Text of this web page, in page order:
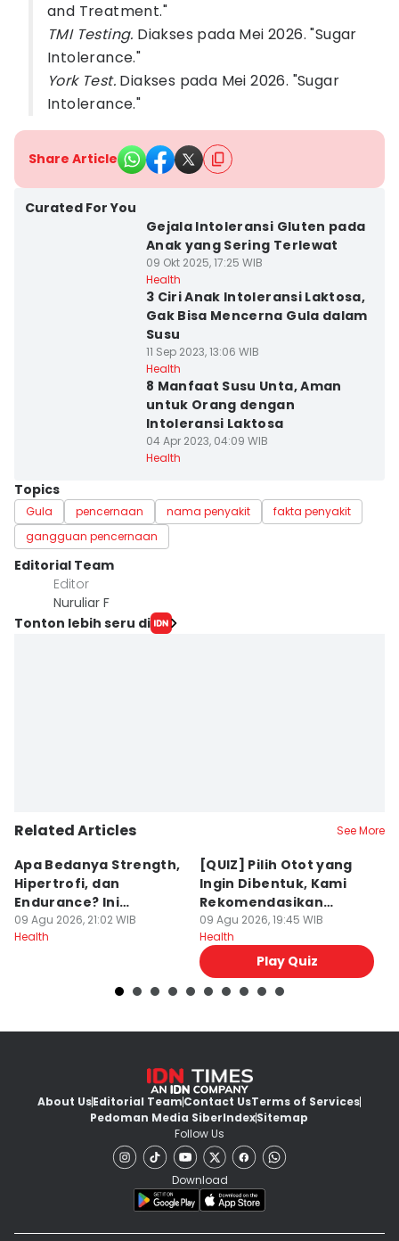
and Treatment."
TMI Testing. Diakses pada Mei 2026. "Sugar
Intolerance."
York Test. Diakses pada Mei 2026. "Sugar
Intolerance."
Share Article
Curated For You
Gejala Intoleransi Gluten pada
Anak yang Sering Terlewat
09 Okt 2025, 17:25 WIB
Health
3 Ciri Anak Intoleransi Laktosa,
Gak Bisa Mencerna Gula dalam
Susu
11 Sep 2023, 13:06 WIB
Health
8 Manfaat Susu Unta, Aman
untuk Orang dengan
Intoleransi Laktosa
04 Apr 2023, 04:09 WIB
Health
Topics
Gula pencernaan nama penyakit
fakta penyakit
gangguan pencernaan
Editorial Team
Editor
Nuruliar F
Tonton lebih seru di
Related Articles See More
Apa Bedanya Strength,
Hipertrofi, dan
Endurance? Ini
Penjelasannya
09 Agu 2026, 21:02 WIB
Health
[QUIZ] Pilih Otot yang
Ingin Dibentuk, Kami
Rekomendasikan
Latihannya
09 Agu 2026, 19:45 WIB
Health
Play Quiz
About UsEditorial TeamContact UsTerms of Services
Pedoman Media SiberIndexSitemap
Follow Us
Download